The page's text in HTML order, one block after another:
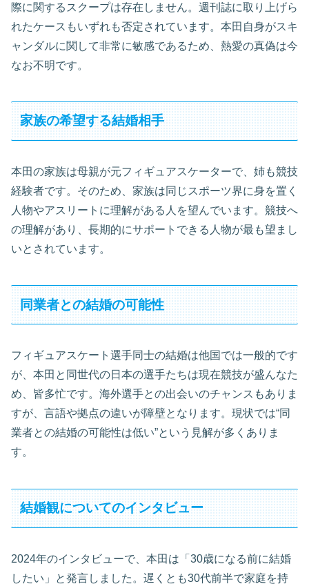
際に関するスクープは存在しません。週刊誌に取り上げら
れたケースもいずれも否定されています。本田自身がスキ
ャンダルに関して非常に敏感であるため、熱愛の真偽は今
なお不明です。
家族の希望する結婚相手
本田の家族は母親が元フィギュアスケーターで、姉も競技
経験者です。そのため、家族は同じスポーツ界に身を置く
人物やアスリートに理解がある人を望んでいます。競技へ
の理解があり、長期的にサポートできる人物が最も望まし
いとされています。
同業者との結婚の可能性
フィギュアスケート選手同士の結婚は他国では一般的です
が、本田と同世代の日本の選手たちは現在競技が盛んなた
め、皆多忙です。海外選手との出会いのチャンスもありま
すが、言語や拠点の違いが障壁となります。現状では“同
業者との結婚の可能性は低い”という見解が多くありま
す。
結婚観についてのインタビュー
2024年のインタビューで、本田は「30歳になる前に結婚
したい」と発言しました。遅くとも30代前半で家庭を持